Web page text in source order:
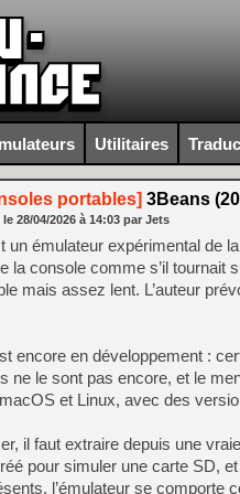
Utilitaires
portables] 3Beans
le 28/04/2026 à 14:03 par Jets
un émulateur expérimental de
la console comme s’il tournait
mais assez lent. L’auteur
encore en développement :
ne le sont pas encore, et le
et Linux, avec des
il faut extraire depuis une
pour simuler une carte SD,
l’émulateur se comporte